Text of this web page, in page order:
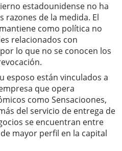
estadounidense no ha
razones de la medida. El
como política no
relacionados con
lo que no se conocen los
esposo están vinculados a
que opera
como Sensacioones,
del servicio de entrega de
se encuentran entre
mayor perfil en la capital